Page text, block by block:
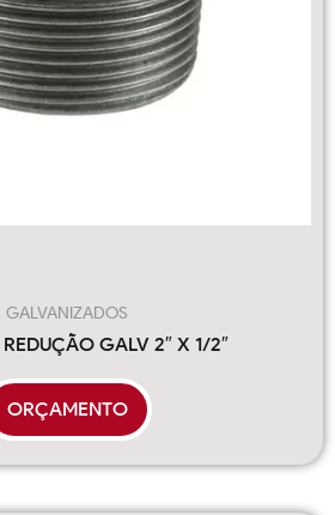
GALVANIZADOS
GALV 2″ X 1/2″
ORÇAMENTO